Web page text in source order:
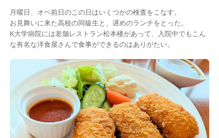
月曜日、オペ前日のこの日はいくつかの検査をこなす。
お見舞いに来た高校の同級生と、遅めのランチをとった。
K大学病院には老舗レストラン松本楼があって、入院中でもこん
な有名な洋食屋さんで食事ができるのはありがたい。